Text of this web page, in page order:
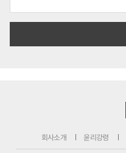
회사소개 윤리강령